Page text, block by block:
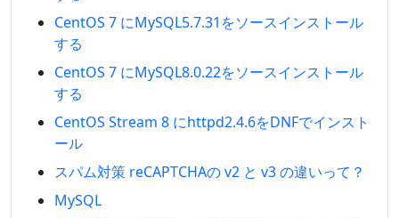
CentOS 7 にMySQL5.7.31をソースインストール
する
CentOS 7 にMySQL8.0.22をソースインストール
する
CentOS Stream 8 にhttpd2.4.6をDNFでインスト
ール
スパム対策 reCAPTCHAの v2 と v3 の違いって？
MySQL